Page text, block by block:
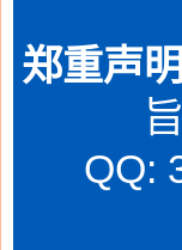
郑重声明
QQ: